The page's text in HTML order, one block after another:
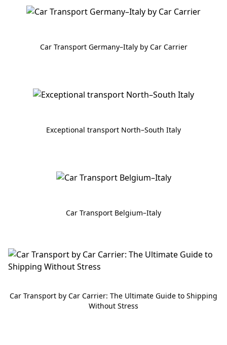
Car Transport Germany–Italy by Car Carrier
Exceptional transport North–South Italy
Car Transport Belgium–Italy
Car Transport by Car Carrier: The Ultimate Guide to Shipping
Without Stress